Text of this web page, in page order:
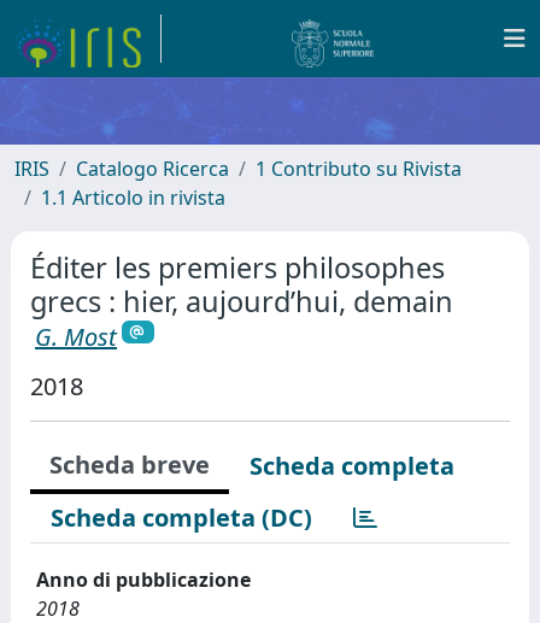
IRIS Catalogo Ricerca
1 Contributo su Rivista
1.1 Articolo in rivista
Éditer les premiers philosophes
grecs : hier, aujourd’hui, demain
G. Most
2018
Scheda breve
Scheda completa
Scheda completa (DC)
Anno di pubblicazione
2018